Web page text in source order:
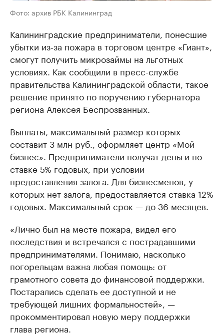
Фото: архив РБК Калининград
Калининградские предприниматели, понесшие
убытки из‑за пожара в торговом центре «Гиант»,
смогут получить микрозаймы на льготных
условиях. Как сообщили в пресс-службе
правительства Калининградской области, такое
решение принято по поручению губернатора
региона Алексея Беспрозванных.
Выплаты, максимальный размер которых
составит 3 млн руб., оформляет центр «Мой
бизнес». Предприниматели получат деньги по
ставке 5% годовых, при условии
предоставления залога. Для бизнесменов, у
которых нет залога, предоставляется ставка 12%
годовых. Максимальный срок — до 36 месяцев.
«Лично был на месте пожара, видел его
последствия и встречался с пострадавшими
предпринимателями. Понимаю, насколько
погорельцам важна любая помощь: от
грамотного совета до финансовой поддержки.
Постарались сделать ее доступной и не
требующей лишних формальностей», —
прокомментировал новую меру поддержки
глава региона.